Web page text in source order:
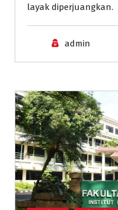
layak diperjuangkan.
admin